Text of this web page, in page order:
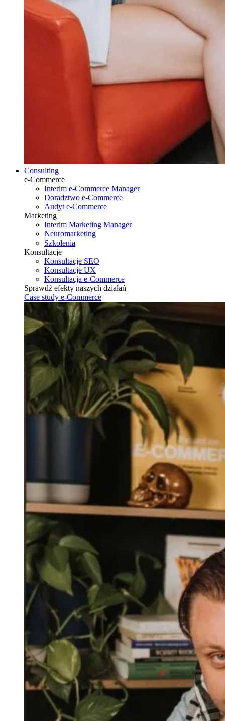
Consulting
e-Commerce
Interim e-Commerce Manager
Doradztwo e-Commerce
Audyt e-Commerce
Marketing
Interim Marketing Manager
Neuromarketing
Szkolenia
Konsultacje
Konsultacje SEO
Konsultacje UX
Konsultacja e-Commerce
Sprawdź efekty naszych działań
Case study e-Commerce